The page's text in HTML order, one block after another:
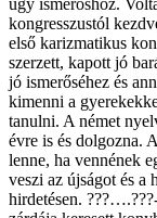
kongresszustól
első karizmatikus
szerzett, kapott jó
jó ismerőséhez és
kimenni a
tanulni. A német
évre is és dolgozna.
lenne, ha vennének
veszi az újságot és a
hirdetésen.